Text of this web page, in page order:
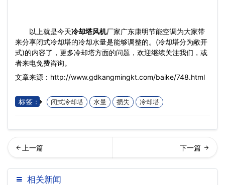
以上就是今天冷却塔风机厂家广东康明节能空调为大家带
来分享闭式冷却塔的冷却水量是能够调整的。(冷却塔分为敞开
式)的内容了，更多冷却塔方面的问题，欢迎继续关注我们，或
者来电免费咨询。
文章来源：http://www.gdkangmingkt.com/baike/748.html
标签： 闭式冷却塔 水量 损失 冷却塔
享闭式冷却塔进风口处结冰 回列表
相关新闻